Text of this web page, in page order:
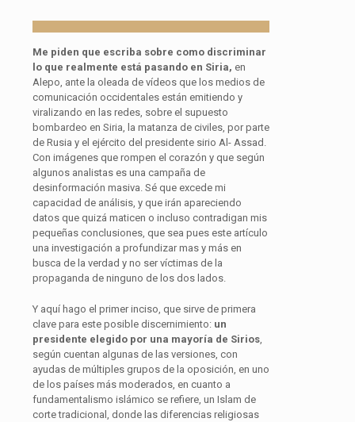
Me piden que escriba sobre como discriminar
lo que realmente está pasando en Siria, en
Alepo, ante la oleada de vídeos que los medios de
comunicación occidentales están emitiendo y
viralizando en las redes, sobre el supuesto
bombardeo en Siria, la matanza de civiles, por parte
de Rusia y el ejército del presidente sirio Al- Assad.
Con imágenes que rompen el corazón y que según
algunos analistas es una campaña de
desinformación masiva. Sé que excede mi
capacidad de análisis, y que irán apareciendo
datos que quizá maticen o incluso contradigan mis
pequeñas conclusiones, que sea pues este artículo
una investigación a profundizar mas y más en
busca de la verdad y no ser víctimas de la
propaganda de ninguno de los dos lados.
Y aquí hago el primer inciso, que sirve de primera
clave para este posible discernimiento: un
presidente elegido por una mayoría de Sirios
según cuentan algunas de las versiones, con
ayudas de múltiples grupos de la oposición, en uno
de los países más moderados, en cuanto a
fundamentalismo islámico se refiere, un Islam de
corte tradicional, donde las diferencias religiosas